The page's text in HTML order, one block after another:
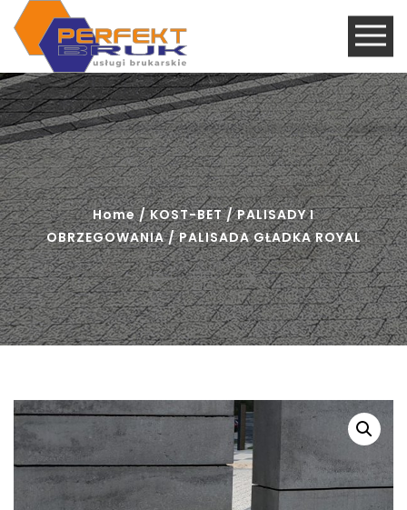
Home/KOST-BET/PALISADY I
OBRZEGOWANIA/ PALISADA GŁADKA ROYAL